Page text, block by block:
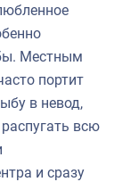
Местным
портит
в невод,
всю
и сразу